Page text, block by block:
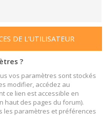
DE L’UTILISATEUR
?
vos paramètres sont stockés
modifier, accédez au
ce lien est accessible en
haut des pages du forum).
les paramètres et préférences